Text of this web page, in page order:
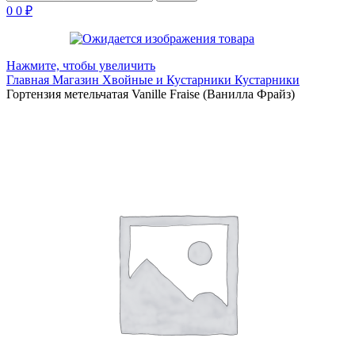
0 0 ₽
Нажмите, чтобы увеличить
Главная Магазин Хвойные и Кустарники Кустарники
Гортензия метельчатая Vanille Fraise (Ванилла Фрайз)